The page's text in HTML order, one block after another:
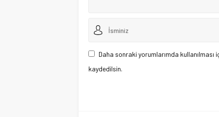
Daha sonraki yorumlarımda
kaydedilsin.